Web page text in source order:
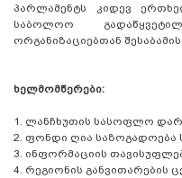
პარლამენტს კიდევ
საბოლოო
ორგანიზაციებთან
ხელმომწერები:
1. ლანჩხუთის სასოფლო
2. ფონდი ღია საზოგადოება
3. ინფორმაციის
4. რეგიონის განვითარების